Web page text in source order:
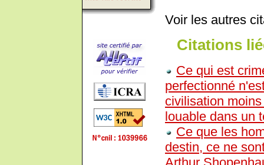
Voir les autres
Citations
Ce qui est
perfectionné
civilisation
louable dans un
Ce que les
destin, ce ne